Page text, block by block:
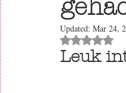
Updated: Mar 24,
Rated
Leuk